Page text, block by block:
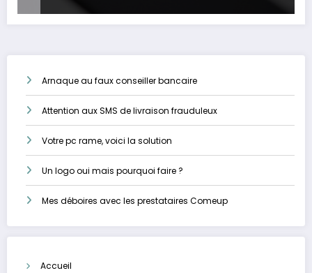
Arnaque au faux conseiller bancaire
Attention aux SMS de livraison frauduleux
Votre pc rame, voici la solution
Un logo oui mais pourquoi faire ?
Mes déboires avec les prestataires Comeup
Accueil